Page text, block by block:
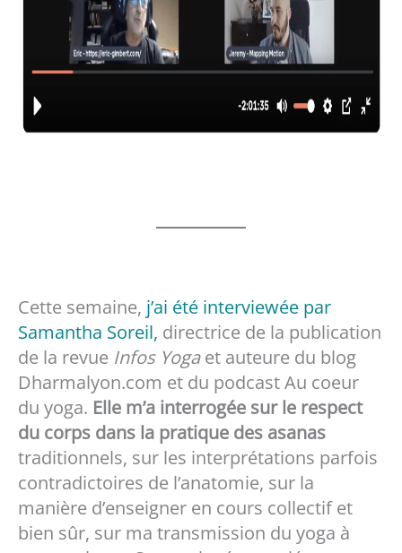
Cette semaine, j’ai été interviewée par
Samantha Soreil, directrice de la publication
de la revue Infos Yogaet auteure du blog
Dharmalyon.com et du podcast Au coeur
du yoga. Elle m’a interrogée sur le respect
du corps dans la pratique des asanas
traditionnels, sur les interprétations parfois
contradictoires de l’anatomie, sur la
manière d’enseigner en cours collectif et
bien sûr, sur ma transmission du yoga à